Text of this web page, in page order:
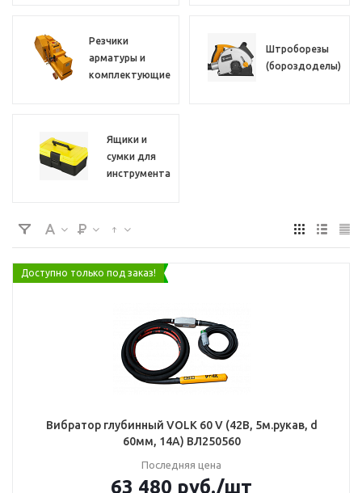
Резчики
арматуры и
комплектующие
Штроборезы
(бороздоделы)
Ящики и
сумки для
инструмента
Доступно только под заказ!
Вибратор глубинный VOLK 60 V (42В, 5м.рукав, d
60мм, 14А) ВЛ250560
Последняя цена
63 480 руб./шт